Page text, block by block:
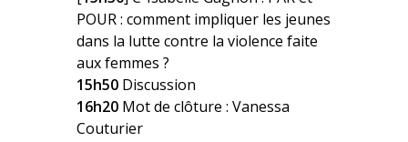
POUR : comment impliquer les jeunes
dans la lutte contre la violence faite
aux femmes ?
15h50 Discussion
16h20 Mot de clôture : Vanessa
Couturier